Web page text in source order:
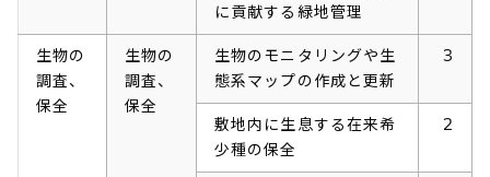
に貢献する緑地管理
生物の
調査、
保全
生物の
調査、
保全
生物のモニタリングや生
態系マップの作成と更新
3
敷地内に生息する在来希
少種の保全
2